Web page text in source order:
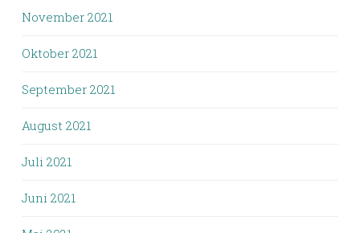
November 2021
Oktober 2021
September 2021
August 2021
Juli 2021
Juni 2021